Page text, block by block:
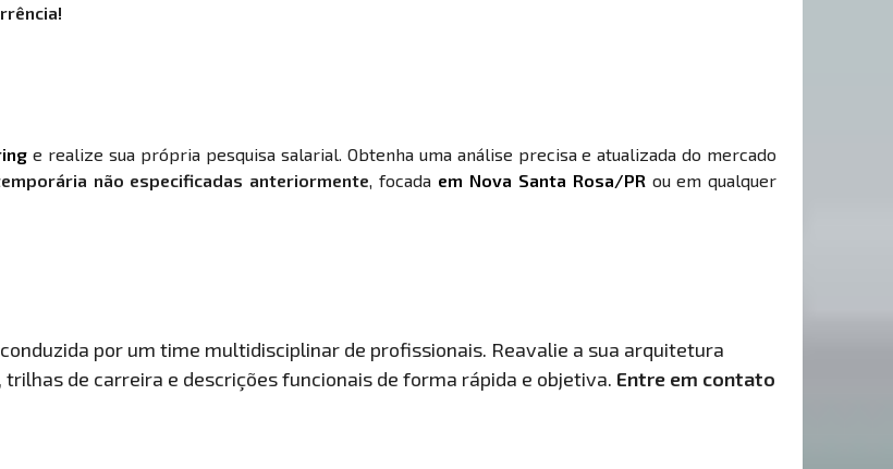
e realize sua própria pesquisa salarial. Obtenha uma análise precisa e atualizada do mercado
não especificadas anteriormente, focada em Nova Santa Rosa/PR ou em qualquer
por um time multidisciplinar de profissionais. Reavalie a sua arquitetura
de carreira e descrições funcionais de forma rápida e objetiva. Entre em contato